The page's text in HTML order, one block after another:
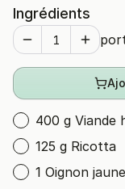
Ingrédients
400 g Viande
125 g Ricotta
1 Oignon jaune